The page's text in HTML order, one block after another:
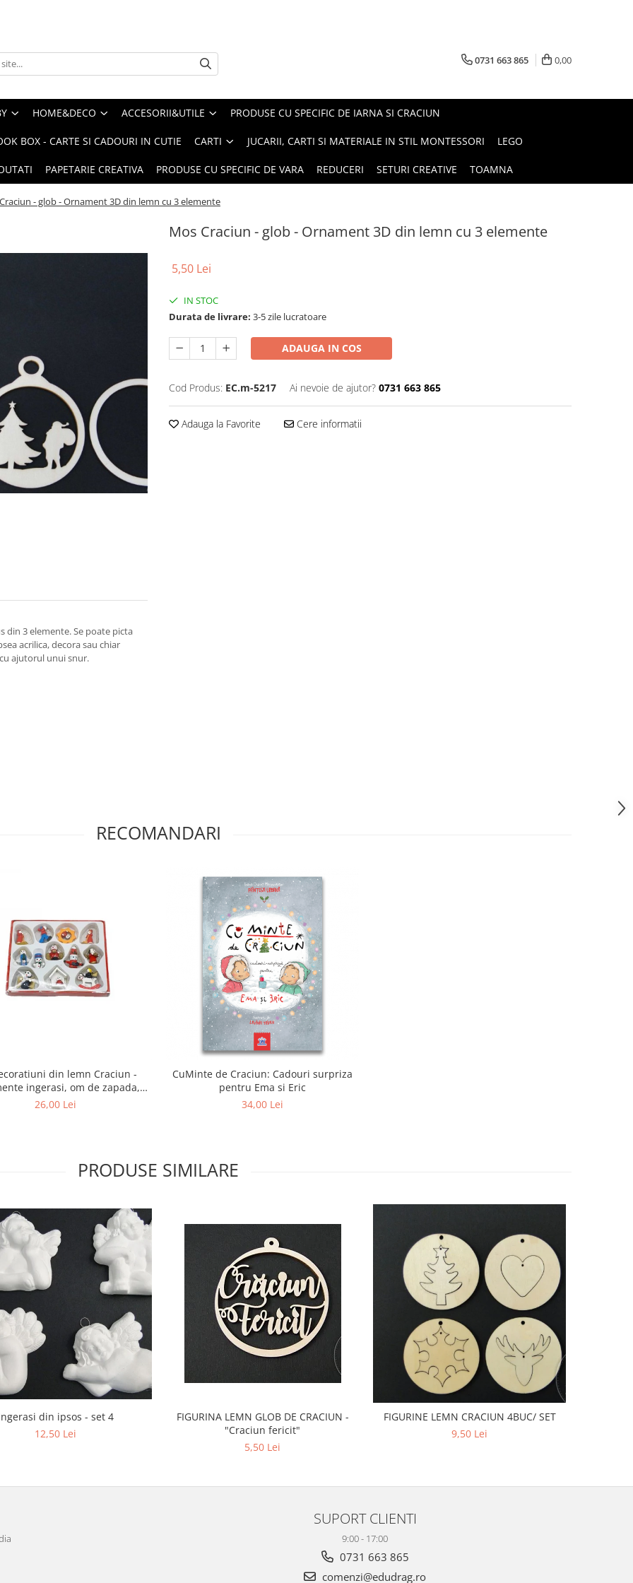
0731 663 865 0,00
HOME&DECO ACCESORII&UTILE PRODUSE CU SPECIFIC DE IARNA SI CRACIUN
BOX - CARTE SI CADOURI IN CUTIE CARTI JUCARII, CARTI SI MATERIALE IN STIL MONTESSORI LEGO
PAPETARIE CREATIVA PRODUSE CU SPECIFIC DE VARA REDUCERI SETURI CREATIVE TOAMNA
- glob - Ornament 3D din lemn cu 3 elemente
Mos Craciun - glob - Ornament 3D din lemn cu 3 elemente
5,50 Lei
IN STOC
Durata de livrare: 3-5 zile lucratoare
ADAUGA IN COS
Cod Produs: EC.m-5217 Ai nevoie de ajutor? 0731 663 865
Adauga la Favorite Cere informatii
din 3 elemente. Se poate picta
acrilica, decora sau chiar
ajutorul unui snur.
RECOMANDARI
din lemn Craciun -
ingerasi, om de zapada,
calut balansoar
26,00 Lei
CuMinte de Craciun: Cadouri surpriza
pentru Ema si Eric
34,00 Lei
PRODUSE SIMILARE
din ipsos - set 4
12,50 Lei
FIGURINA LEMN GLOB DE CRACIUN -
"Craciun fericit"
5,50 Lei
FIGURINE LEMN CRACIUN 4BUC/ SET
9,50 Lei
SUPORT CLIENTI
9:00 - 17:00
0731 663 865
comenzi@edudrag.ro